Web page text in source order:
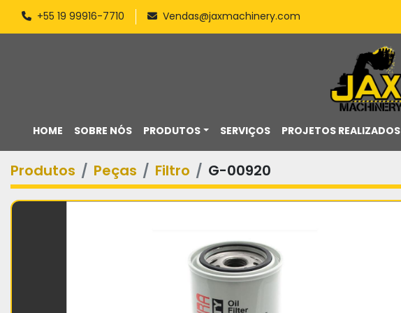
+55 19 99916-7710 Vendas@jaxmachinery.com
HOME PRODUTOS
SOBRE NÓS SERVIÇOS PROJETOS REALIZADOS
Produtos Peças Filtro G-00920